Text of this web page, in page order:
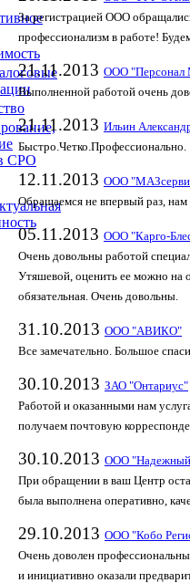
СРО
За регистрацией ООО
профессионализм в работе!
21.11.2013 ООО "Персонал
Выполненной работой очень
21.11.2013 Ильин
Быстро.Четко.Профессионально.
12.11.2013 ООО
Обращаемся не впервый раз, нам
05.11.2013 ООО "Карго-
Очень довольны работой
Утяшевой, оценить ее можно на
обязательная. Очень довольны.
31.10.2013 ООО "АВИКО"
Все замечательно. Большое
30.10.2013 ЗАО "Онтариус"
Работой и оказанными нам
получаем почтовую
30.10.2013 ООО
При обращении в ваш Центр
была выполнена оперативно,
29.10.2013 ООО "Кобо
Очень доволен
и инициативно оказали